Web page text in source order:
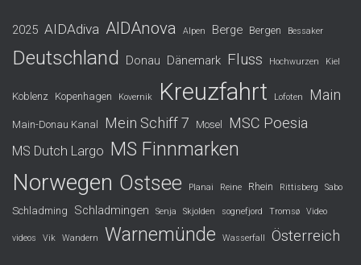
2025 AIDAdiva AIDAnova Alpen Berge Bergen Bessaker
Deutschland Donau Dänemark Fluss Hochwurzen Kiel
Koblenz Kopenhagen Kovernik Kreuzfahrt Lofoten Main
Main-Donau Kanal Mein Schiff 7 Mosel MSC Poesia
MS Dutch Largo MS Finnmarken
Norwegen Ostsee Planai Reine Rhein Rittisberg Sabo
Schladming Schladmingen Senja Skjolden sognefjord Tromsø Video
videos Vik Wandern Warnemünde Wasserfall Österreich